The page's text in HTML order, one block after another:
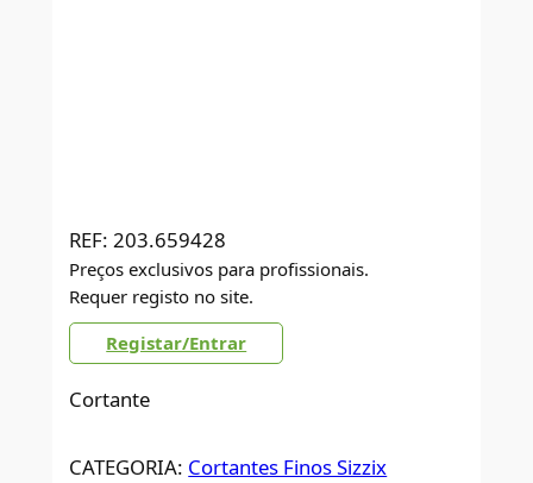
REF: 203.659428
Preços exclusivos para profissionais.
Requer registo no site.
Registar/Entrar
Cortante
CATEGORIA: Cortantes Finos Sizzix